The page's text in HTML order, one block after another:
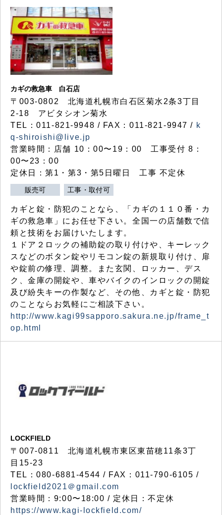
カギの救急車 白石店
〒003-0802 北海道札幌市白石区菊水2条3丁目
2-18 アビタシオン菊水
TEL：011-821-9948 / FAX：011-821-9947 / k
q-shiroishi@live.jp
営業時間：店舗 10：00〜19：00 工事受付 8：
00〜23：00
定休日：第1・第3・第5日曜日 工事 不定休
販売可 工事・取付可
カギと錠・防犯のことなら、「カギの１１０番・カ
ギの救急車」にお任せ下さい。全国一の店舗数で信
頼と技術をお届けいたします。
１ドア２ロックの補助錠の取り付けや、キーレック
スなどのボタン錠やリモコン錠の新規取り付け、扉
や錠前の修理、調整。また玄関、ロッカー、デス
ク、金庫の開錠や、車やバイクのインロックの開錠
及び紛失キーの作製など、その他、カギと錠・防犯
のことならお気軽にご相談下さい。
http://www.kagi99sapporo.sakura.ne.jp/frame_t
op.html
LOCKFIELD
〒007-0811 北海道札幌市東区東苗穂11条3丁
目15-23
TEL：080-6881-4544 / FAX：011-790-6105 /
lockfield2021＠gmail.com
営業時間：9:00〜18:00 / 定休日：不定休
https://www.kagi-lockfield.com/